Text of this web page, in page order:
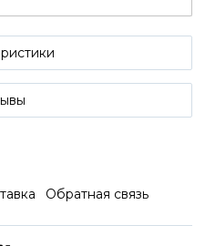
Обратная связь